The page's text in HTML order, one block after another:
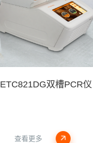
ETC821DG双槽PCR仪
查看更多